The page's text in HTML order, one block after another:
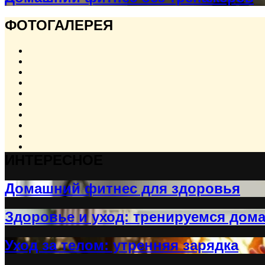
ФОТОГАЛЕРЕЯ
Домашний фитнес для здоровья
Здоровье и уход: тренируемся дома
Уход за телом: утренняя зарядка